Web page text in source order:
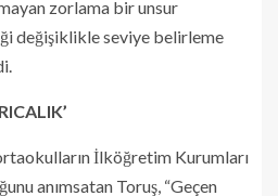
zorlama bir unsur
değişiklikle seviye belirleme
İlköğretim Kurumları
anımsatan Toruş, “Geçen